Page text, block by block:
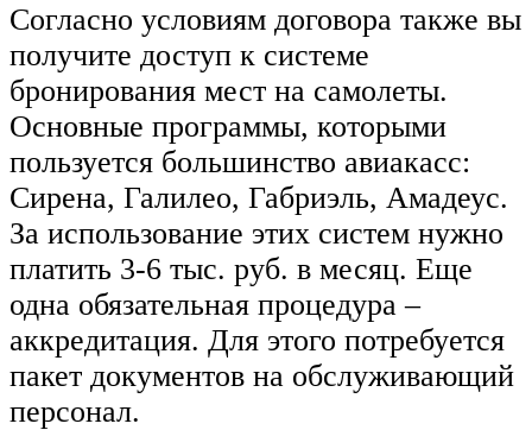
Согласно условиям договора также вы
получите доступ к системе
бронирования мест на самолеты.
Основные программы, которыми
пользуется большинство авиакасс:
Сирена, Галилео, Габриэль, Амадеус.
За использование этих систем нужно
платить 3-6 тыс. руб. в месяц. Еще
одна обязательная процедура –
аккредитация. Для этого потребуется
пакет документов на обслуживающий
персонал.